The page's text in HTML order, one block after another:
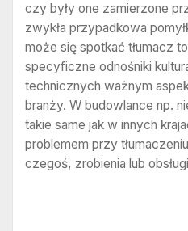
czy były one zamierzone
zwykła przypadkowa
może się spotkać tłumacz
specyficzne odnośniki
technicznych ważnym
branży. W budowlance np.
takie same jak w innych
problemem przy
czegoś, zrobienia lub